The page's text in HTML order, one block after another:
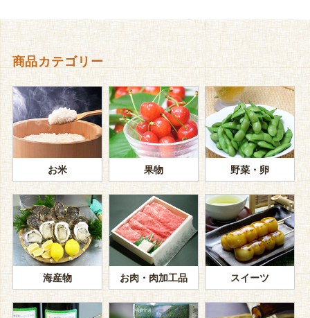
商品カテゴリー
お米 果物 野菜・卵
海産物 お肉・肉加工品 スイーツ